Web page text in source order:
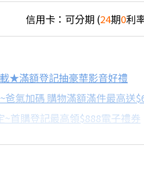
信用卡：可分期 (24期0利
數、適用利率，請以購物車顯
率
每期金額
$25,499
★滿額登記抽豪華影音好禮
爸氣加碼 購物滿額滿件最高送
~首購登記最高領$888電子禮券
指定購物滿額最高回饋25%